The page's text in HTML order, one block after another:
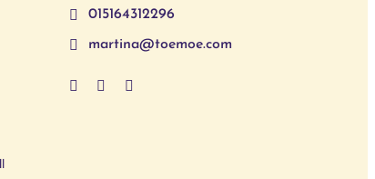
015164312296
martina@toemoe.com